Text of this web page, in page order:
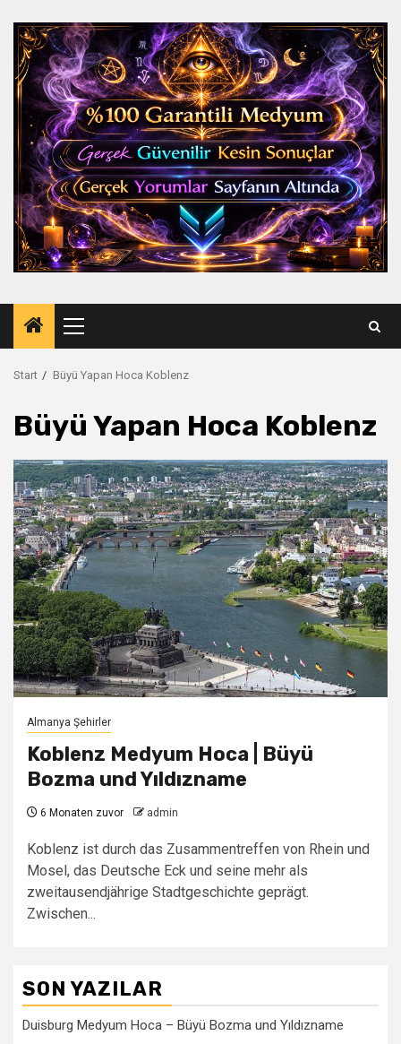
Inhalt
springen
Primäres
Menü
Start Büyü Yapan Hoca Koblenz
Büyü Yapan Hoca Koblenz
Almanya Şehirler
Koblenz Medyum Hoca | Büyü
Bozma und Yıldızname
6 Monaten zuvor admin
Koblenz ist durch das Zusammentreffen von Rhein und
Mosel, das Deutsche Eck und seine mehr als
zweitausendjährige Stadtgeschichte geprägt.
Zwischen...
SON YAZILAR
Duisburg Medyum Hoca – Büyü Bozma und Yıldızname